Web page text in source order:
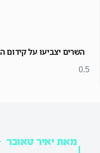
השרים יצביעו על
מאת יאיר טאובר